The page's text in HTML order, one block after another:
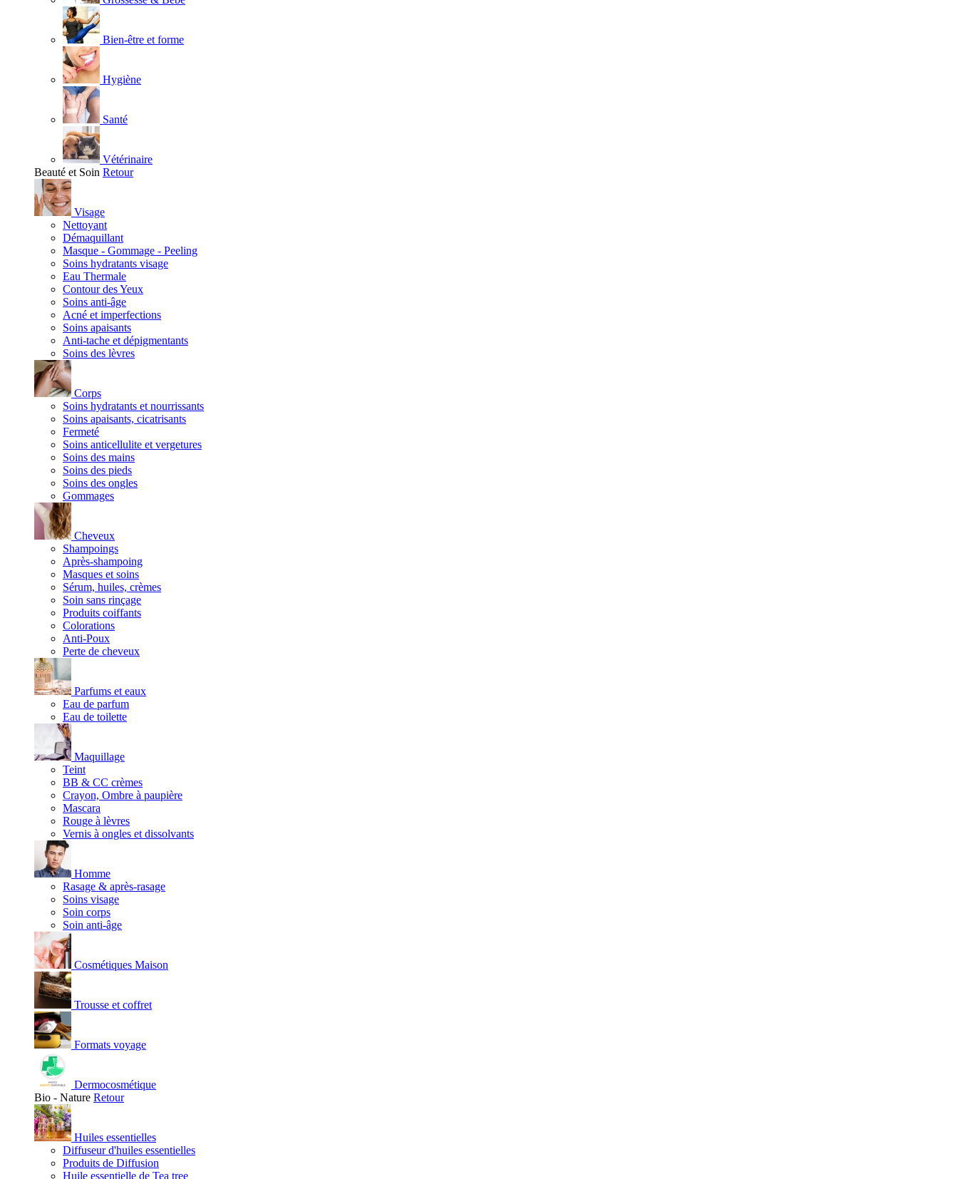
Bien-être et forme
Hygiène
Santé
Vétérinaire
Beauté et Soin Retour
Visage
Nettoyant
Démaquillant
Masque - Gommage - Peeling
Soins hydratants visage
Eau Thermale
Contour des Yeux
Soins anti-âge
Acné et imperfections
Soins apaisants
Anti-tache et dépigmentants
Soins des lèvres
Corps
Soins hydratants et nourrissants
Soins apaisants, cicatrisants
Fermeté
Soins anticellulite et vergetures
Soins des mains
Soins des pieds
Soins des ongles
Gommages
Cheveux
Shampoings
Après-shampoing
Masques et soins
Sérum, huiles, crèmes
Soin sans rinçage
Produits coiffants
Colorations
Anti-Poux
Perte de cheveux
Parfums et eaux
Eau de parfum
Eau de toilette
Maquillage
Teint
BB & CC crèmes
Crayon, Ombre à paupière
Mascara
Rouge à lèvres
Vernis à ongles et dissolvants
Homme
Rasage & après-rasage
Soins visage
Soin corps
Soin anti-âge
Cosmétiques Maison
Trousse et coffret
Formats voyage
Dermocosmétique
Bio - Nature Retour
Huiles essentielles
Diffuseur d'huiles essentielles
Produits de Diffusion
Huile essentielle de Tea tree